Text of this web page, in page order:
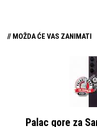
// MOŽDA ĆE VAS ZANIMATI
Palac gore za